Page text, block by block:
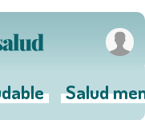
Salud